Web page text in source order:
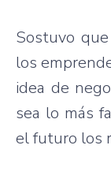
Sostuvo que
los
idea de
sea lo más
elfuturo los